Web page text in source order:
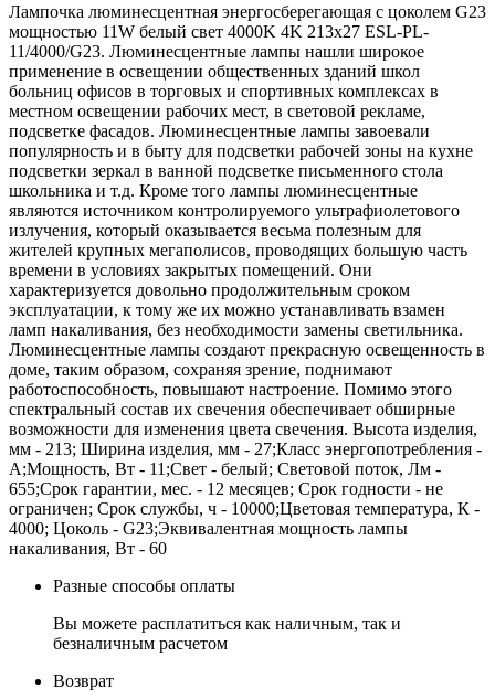
Лампочка люминесцентная энергосберегающая с цоколем G23
мощностью 11W белый свет 4000K 4K 213x27 ESL-PL-
11/4000/G23. Люминесцентные лампы нашли широкое
применение в освещении общественных зданий школ
больниц офисов в торговых и спортивных комплексах в
местном освещении рабочих мест, в световой рекламе,
подсветке фасадов. Люминесцентные лампы завоевали
популярность и в быту для подсветки рабочей зоны на кухне
подсветки зеркал в ванной подсветке письменного стола
школьника и т.д. Кроме того лампы люминесцентные
являются источником контролируемого ультрафиолетового
излучения, который оказывается весьма полезным для
жителей крупных мегаполисов, проводящих большую часть
времени в условиях закрытых помещений. Они
характеризуется довольно продолжительным сроком
эксплуатации, к тому же их можно устанавливать взамен
ламп накаливания, без необходимости замены светильника.
Люминесцентные лампы создают прекрасную освещенность в
доме, таким образом, сохраняя зрение, поднимают
работоспособность, повышают настроение. Помимо этого
спектральный состав их свечения обеспечивает обширные
возможности для изменения цвета свечения. Высота изделия,
мм - 213; Ширина изделия, мм - 27;Класс энергопотребления -
A;Мощность, Вт - 11;Свет - белый; Световой поток, Лм -
655;Срок гарантии, мес. - 12 месяцев; Срок годности - не
ограничен; Срок службы, ч - 10000;Цветовая температура, К -
4000; Цоколь - G23;Эквивалентная мощность лампы
накаливания, Вт - 60
Разные способы оплаты
Вы можете расплатиться как наличным, так и
безналичным расчетом
Возврат